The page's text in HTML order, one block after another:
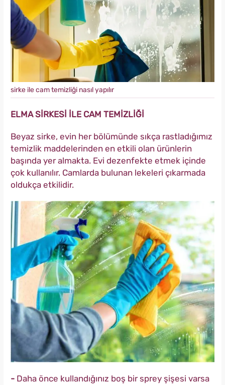
sirke ile cam temizliği nasıl yapılır
ELMA SİRKESİ İLE CAM TEMİZLİĞİ
Beyaz sirke, evin her bölümünde sıkça rastladığımız
temizlik maddelerinden en etkili olan ürünlerin
başında yer almakta. Evi dezenfekte etmek içinde
çok kullanılır. Camlarda bulunan lekeleri çıkarmada
oldukça etkilidir.
- Daha önce kullandığınız boş bir sprey şişesi varsa